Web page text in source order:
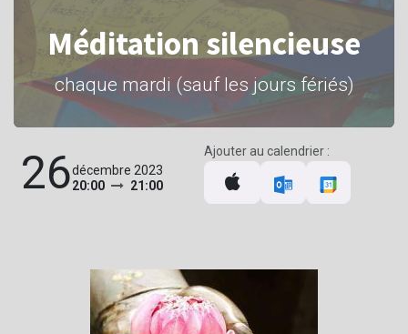
Méditation silencieuse
chaque mardi (sauf les jours fériés)
26décembre 2023
20:00
21:00
Ajouter au calendrier :